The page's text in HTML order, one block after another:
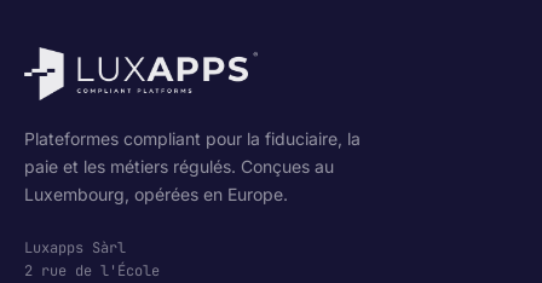
Plateformes compliant pour la fiduciaire, la
paie et les métiers régulés. Conçues au
Luxembourg, opérées en Europe.
Luxapps Sàrl
2 rue de l'École